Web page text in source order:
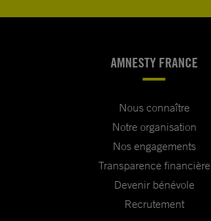
AMNESTY FRANCE
Nous connaître
Notre organisation
Nos engagements
Transparence financière
Devenir bénévole
Recrutement